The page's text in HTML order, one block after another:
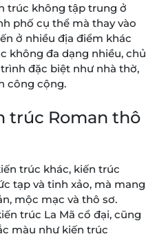
trúc không tập trung ở
phố cụ thể mà thay vào
ở nhiều địa điểm khác
không đa dạng nhiều, chủ
đặc biệt như nhà thờ,
công cộng.
trúc Roman thô
trúc khác, kiến trúc
tạp và tinh xảo, mà mang
mộc mạc và thô sơ.
trúc La Mã cổ đại, cũng
màu như kiến trúc